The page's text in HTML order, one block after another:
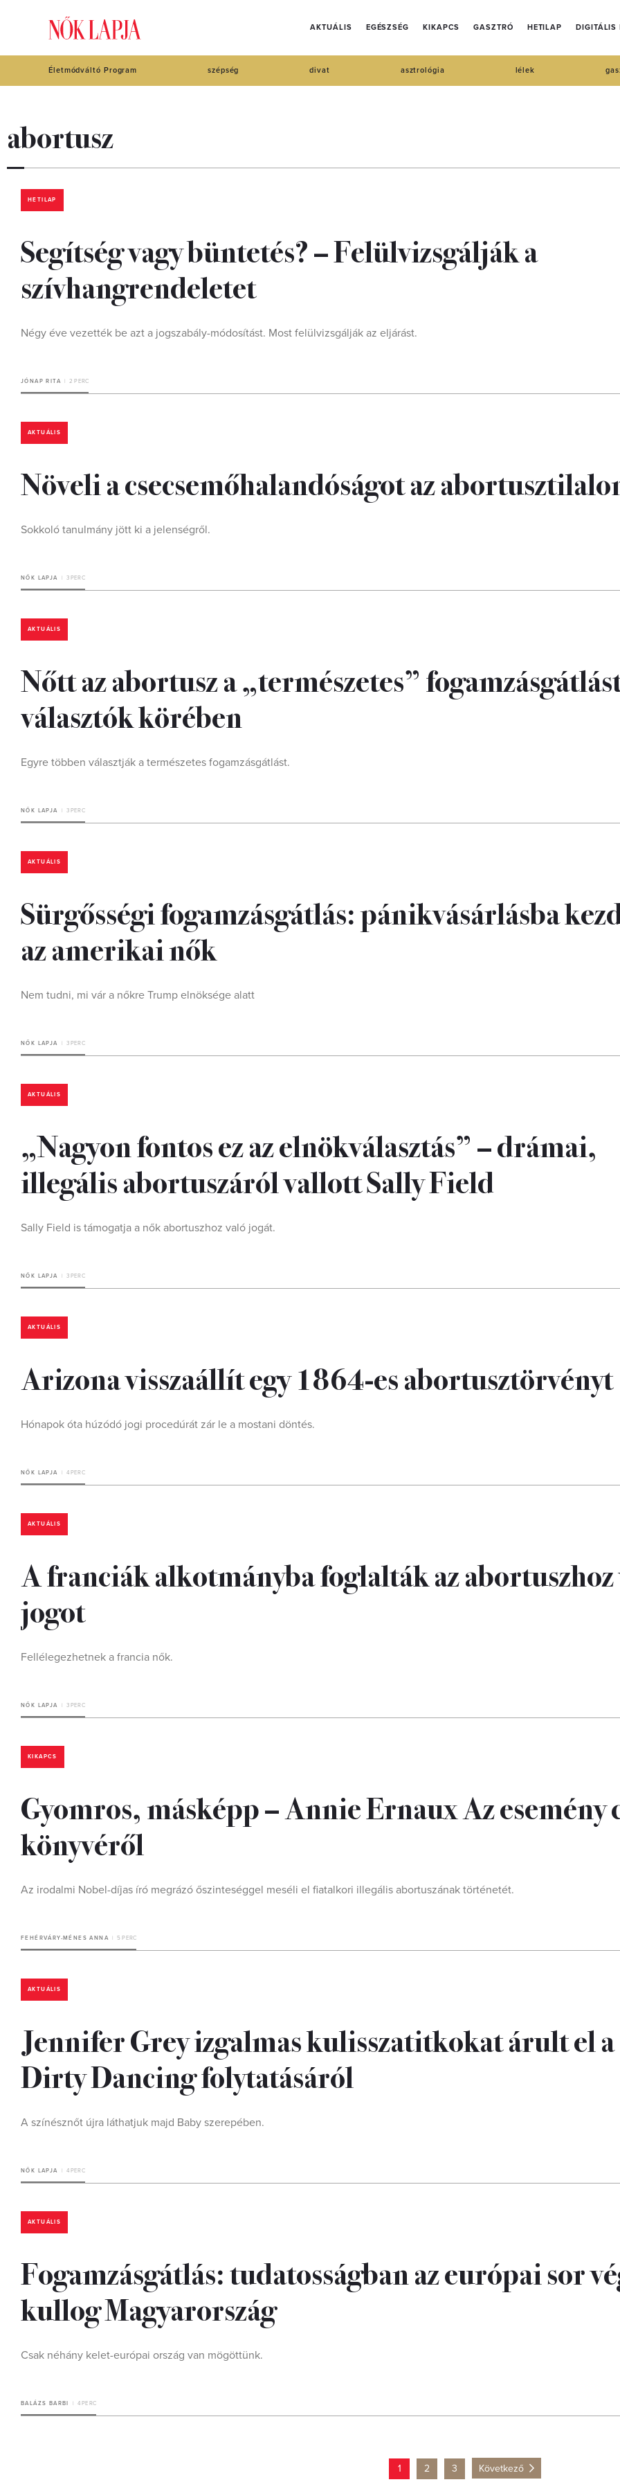
AKTUÁLIS EGÉSZSÉG KIKAPCS GASZTRÓ HETILAP DIGITÁLIS
Életmódváltó Program szépség divat asztrológia lélek
abortusz
HETILAP
Segítség vagy büntetés? – Felülvizsgálják a
szívhangrendeletet
Négy éve vezették be azt a jogszabály-módosítást. Most felülvizsgálják az eljárást.
JÓNAP RITA 2 PERC
AKTUÁLIS
Növeli a csecsemőhalandóságot az
Sokkoló tanulmány jött ki a jelenségről.
NŐK LAPJA 3 PERC
AKTUÁLIS
Nőtt az abortusz a „természetes”
választók körében
Egyre többen választják a természetes fogamzásgátlást.
NŐK LAPJA 3 PERC
AKTUÁLIS
Sürgősségi fogamzásgátlás: pánikvásárlásba
az amerikai nők
Nem tudni, mi vár a nőkre Trump elnöksége alatt
NŐK LAPJA 3 PERC
AKTUÁLIS
„Nagyon fontos ez az elnökválasztás” – drámai,
illegális abortuszáról vallott Sally Field
Sally Field is támogatja a nők abortuszhoz való jogát.
NŐK LAPJA 3 PERC
AKTUÁLIS
Arizona visszaállít egy 1864-es abortusztörvényt
Hónapok óta húzódó jogi procedúrát zár le a mostani döntés.
NŐK LAPJA 4 PERC
AKTUÁLIS
A franciák alkotmányba foglalták az
jogot
Fellélegezhetnek a francia nők.
NŐK LAPJA 3 PERC
KIKAPCS
Gyomros, másképp – Annie Ernaux Az esemény
könyvéről
Az irodalmi Nobel-díjas író megrázó őszinteséggel meséli el fiatalkori illegális abortuszának történetét.
FEHÉRVÁRY-MÉNES ANNA 5 PERC
AKTUÁLIS
Jennifer Grey izgalmas kulisszatitkokat árult el a
Dirty Dancing folytatásáról
A színésznőt újra láthatjuk majd Baby szerepében.
NŐK LAPJA 4 PERC
AKTUÁLIS
Fogamzásgátlás: tudatosságban az európai sor
kullog Magyarország
Csak néhány kelet-európai ország van mögöttünk.
BALÁZS BARBI 4 PERC
1 2 3 Következő